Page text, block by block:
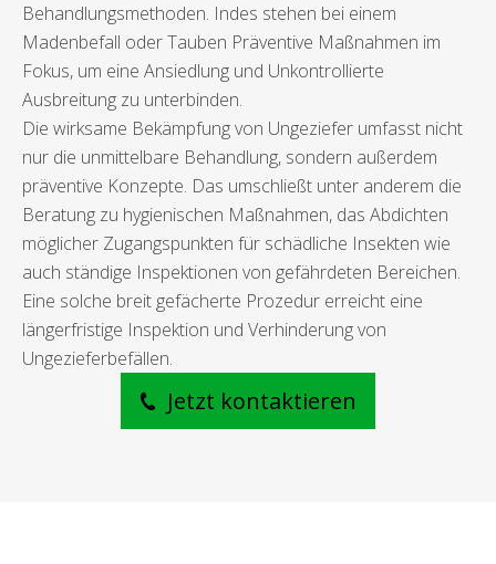
Behandlungsmethoden. Indes stehen bei einem
Madenbefall oder Tauben Präventive Maßnahmen im
Fokus, um eine Ansiedlung und Unkontrollierte
Ausbreitung zu unterbinden.
Die wirksame Bekämpfung von Ungeziefer umfasst nicht
nur die unmittelbare Behandlung, sondern außerdem
präventive Konzepte. Das umschließt unter anderem die
Beratung zu hygienischen Maßnahmen, das Abdichten
möglicher Zugangspunkten für schädliche Insekten wie
auch ständige Inspektionen von gefährdeten Bereichen.
Eine solche breit gefächerte Prozedur erreicht eine
längerfristige Inspektion und Verhinderung von
Ungezieferbefällen.
Jetzt kontaktieren